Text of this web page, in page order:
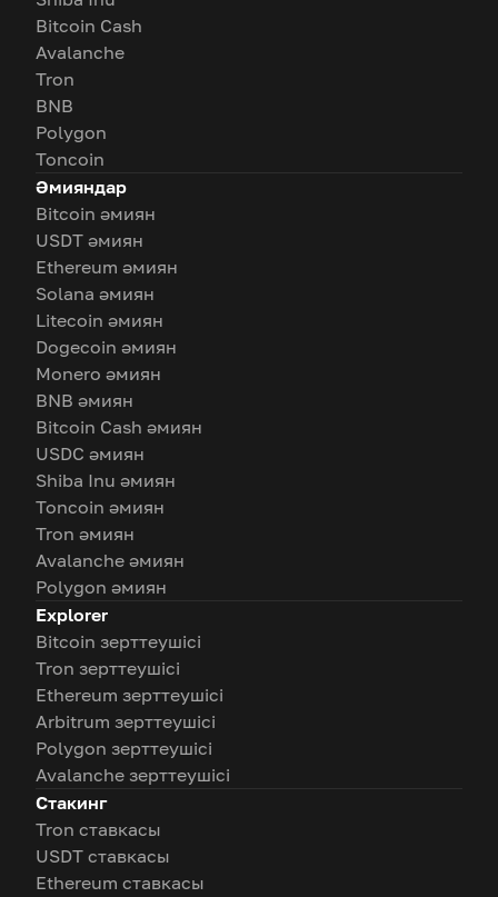
Bitcoin Cash
Avalanche
Tron
BNB
Polygon
Toncoin
Әмияндар
Bitcoin әмиян
USDT әмиян
Ethereum әмиян
Solana әмиян
Litecoin әмиян
Dogecoin әмиян
Monero әмиян
BNB әмиян
Bitcoin Cash әмиян
USDC әмиян
Shiba Inu әмиян
Toncoin әмиян
Tron әмиян
Avalanche әмиян
Polygon әмиян
Explorer
Bitcoin зерттеушісі
Tron зерттеушісі
Ethereum зерттеушісі
Arbitrum зерттеушісі
Polygon зерттеушісі
Avalanche зерттеушісі
Стакинг
Tron ставкасы
USDT ставкасы
Ethereum ставкасы